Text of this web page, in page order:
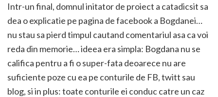
Intr-un final, domnul initator de proiect a catadicsit sa
dea o explicatie pe pagina de facebook a Bogdanei…
nu stau sa pierd timpul cautand comentariul asa ca voi
reda din memorie… ideea era simpla: Bogdana nu se
califica pentru a fi o super-fata deoarece nu are
suficiente poze cu ea pe conturile de FB, twitt sau
blog, si in plus: toate conturile ei conduc catre un caz